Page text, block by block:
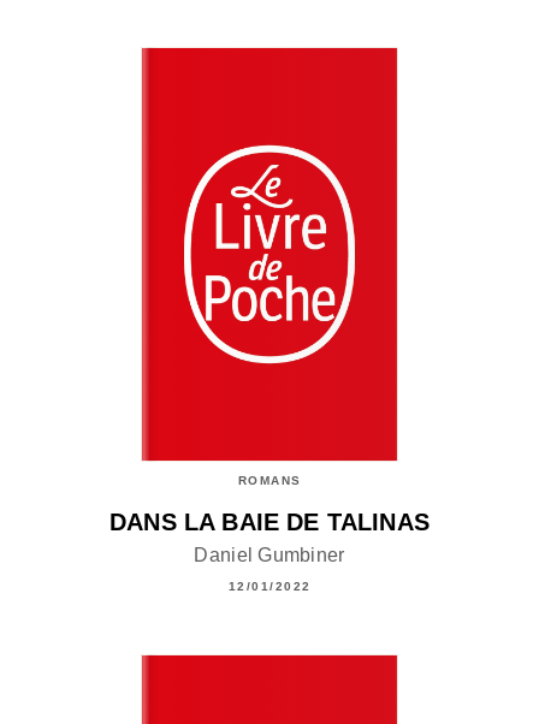
ROMANS
DANS LA BAIE DE TALINAS
Daniel Gumbiner
12/01/2022